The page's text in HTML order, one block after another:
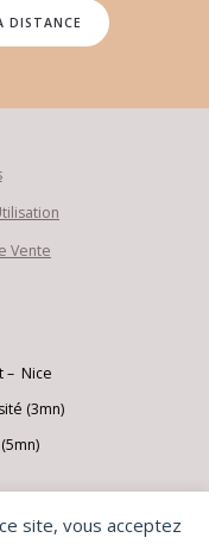
site, vous acceptez
DISTANCE
Vente
– Nice
(3mn)